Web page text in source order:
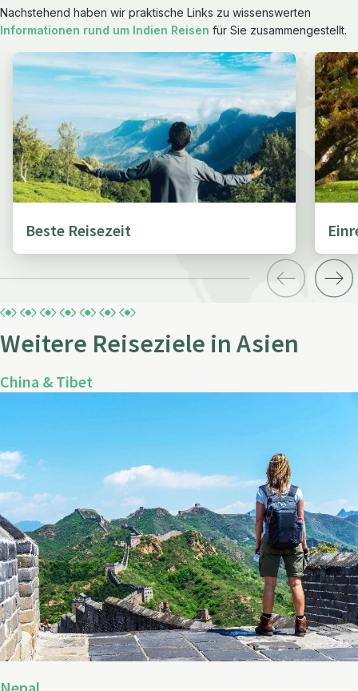
Nachstehend haben wir praktische Links zu wissenswerten
Informationen rund um Indien Reisen für Sie zusammengestellt.
Beste Reisezeit
Weitere Reiseziele in Asien
China & Tibet